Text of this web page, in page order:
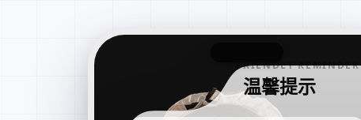
FRIENDLY REMINDER
温馨提示